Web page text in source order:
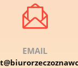
EMAIL